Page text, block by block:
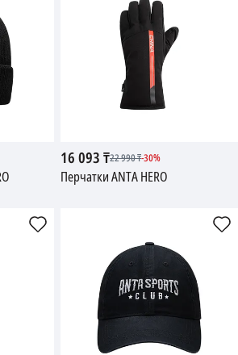
16 093₸22 990₸-30%
Перчатки ANTA HERO